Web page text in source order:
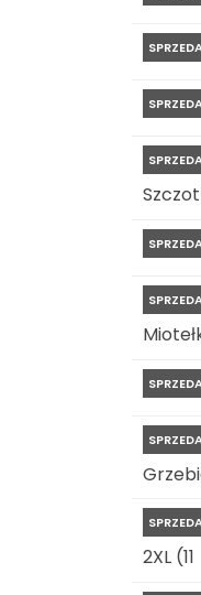
2XL (11